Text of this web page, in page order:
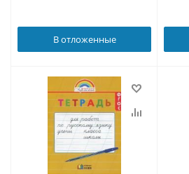
В отложенные